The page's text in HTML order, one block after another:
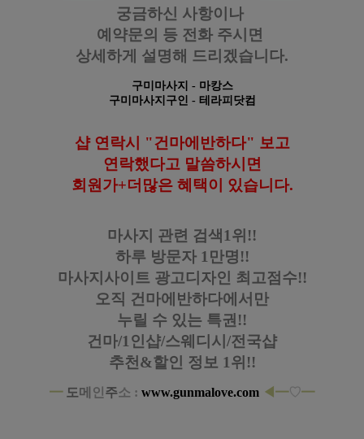
궁금하신 사항이나
예약문의 등 전화 주시면
상세하게 설명해 드리겠습니다.
구미마사지 - 마캉스
구미마사지구인 - 테라피닷컴
샵 연락시 "건마에반하다" 보고
연락했다고 말씀하시면
회원가+더많은 혜택이 있습니다.
마사지 관련 검색1위!!
하루 방문자 1만명!!
마사지사이트 광고디자인 최고점수!!
오직 건마에반하다에서만
누릴 수 있는 특권!!
건마/1인샵/스웨디시/전국샵
추천&할인 정보 1위!!
━ 도메 인 주소 : www.gunmalove.com ◀ ━♡━